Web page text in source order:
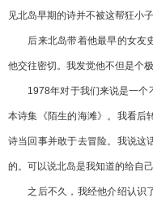
见北岛早期的诗并不被这帮狂小子
后来北岛带着他最早的女友史
他交往密切。我发觉他不但是个
1978年对于我们来说是一个
本诗集《陌生的海滩》。我看后
诗当回事并敢于去冒险。我说这
的。可以说北岛是我知道的给自
之后不久，我经他介绍认识了